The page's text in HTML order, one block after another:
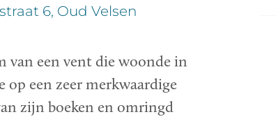
6, Oud Velsen
van een vent die woonde in
op een zeer merkwaardige
zijn boeken en omringd